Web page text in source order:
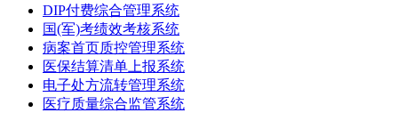
DIP付费综合管理系统
国(军)考绩效考核系统
病案首页质控管理系统
医保结算清单上报系统
电子处方流转管理系统
医疗质量综合监管系统